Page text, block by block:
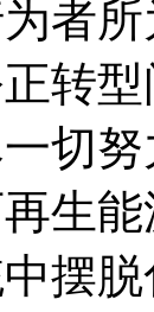
为者
转
切
生
摆